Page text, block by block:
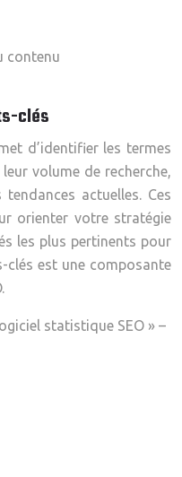
contenu
clés
d’identifier les termes
volume de recherche,
actuelles. Ces
orienter votre stratégie
les plus pertinents pour
clés est une composante
statistique SEO » –